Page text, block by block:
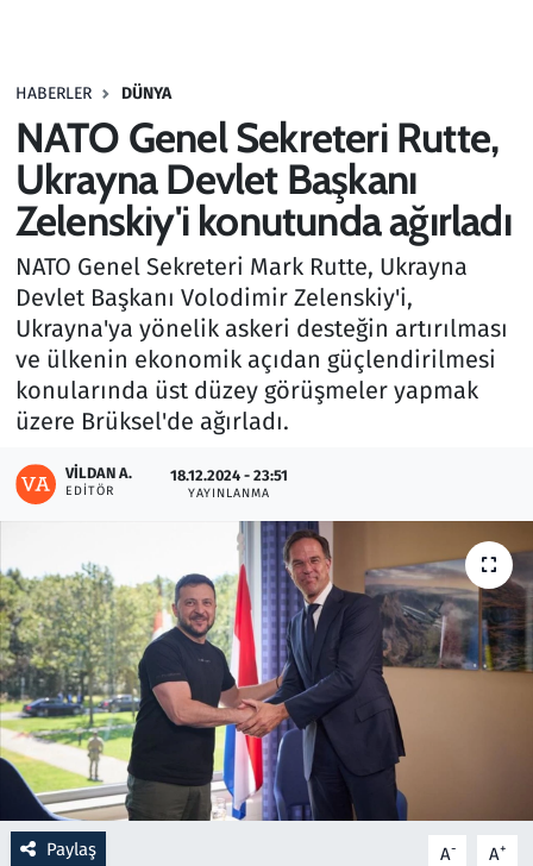
HABERLER DÜNYA
NATO Genel Sekreteri Rutte,
Ukrayna Devlet Başkanı
Zelenskiy'i konutunda ağırladı
NATO Genel Sekreteri Mark Rutte, Ukrayna
Devlet Başkanı Volodimir Zelenskiy'i,
Ukrayna'ya yönelik askeri desteğin artırılması
ve ülkenin ekonomik açıdan güçlendirilmesi
konularında üst düzey görüşmeler yapmak
üzere Brüksel'de ağırladı.
VILDAN A.
EDITÖR
18.12.2024 - 23:51
YAYINLANMA
Paylaş A- A+
Haber
Kültür Sanat
Kurumsal Haberler
Lezzet Durağı
Memur ve Kamu
Otomobil
Oyun
Resmi İlanlar
Rüya Tabirleri
Sağlık
Savunma Sanayi
Seçim 2023